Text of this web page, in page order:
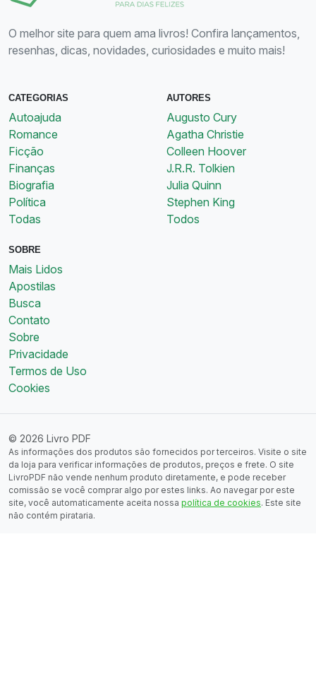
O melhor site para quem ama livros! Confira lançamentos,
resenhas, dicas, novidades, curiosidades e muito mais!
CATEGORIAS
Autoajuda
Romance
Ficção
Finanças
Biografia
Política
Todas
AUTORES
Augusto Cury
Agatha Christie
Colleen Hoover
J.R.R. Tolkien
Julia Quinn
Stephen King
Todos
SOBRE
Mais Lidos
Apostilas
Busca
Contato
Sobre
Privacidade
Termos de Uso
Cookies
© 2026 Livro PDF
As informações dos produtos são fornecidos por terceiros. Visite o site
da loja para verificar informações de produtos, preços e frete. O site
LivroPDF não vende nenhum produto diretamente, e pode receber
comissão se você comprar algo por estes links. Ao navegar por este
site, você automaticamente aceita nossa política de cookies. Este site
não contém pirataria.